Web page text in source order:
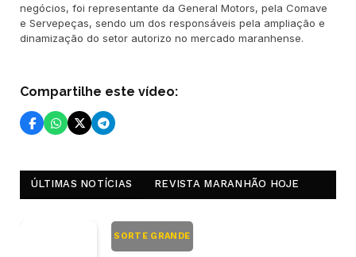
negócios, foi representante da General Motors, pela Comave
e Servepeças, sendo um dos responsáveis pela ampliação e
dinamização do setor autorizo no mercado maranhense.
Compartilhe este vídeo:
ÚLTIMAS NOTÍCIAS REVISTA MARANHÃO HOJE
SORTE GRANDE